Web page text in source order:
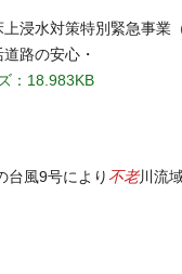
浸水対策特別緊急事業
路の安心・
：18.983KB
台風9号により 不老川流